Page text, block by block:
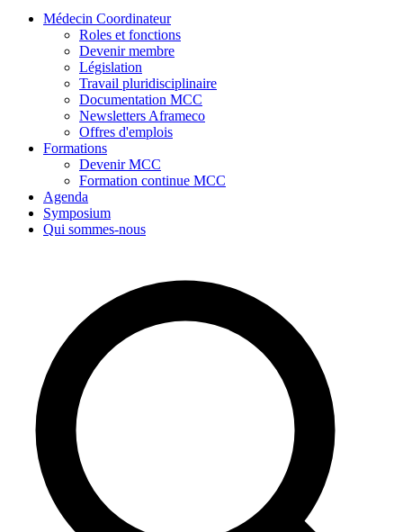
Médecin Coordinateur
Roles et fonctions
Devenir membre
Législation
Travail pluridisciplinaire
Documentation MCC
Newsletters Aframeco
Offres d'emplois
Formations
Devenir MCC
Formation continue MCC
Agenda
Symposium
Qui sommes-nous